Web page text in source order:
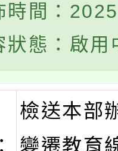
時間：
狀態：啟用
檢送本部
變遷教育